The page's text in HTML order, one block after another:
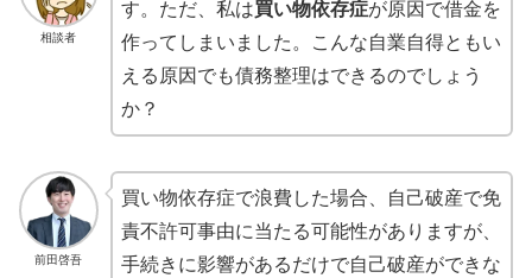
相談者
す。ただ、私は買い物依存症が原因で借金を
作ってしまいました。こんな自業自得ともい
える原因でも債務整理はできるのでしょう
か？
前田啓吾
買い物依存症で浪費した場合、自己破産で免
責不許可事由に当たる可能性がありますが、
手続きに影響があるだけで自己破産ができな